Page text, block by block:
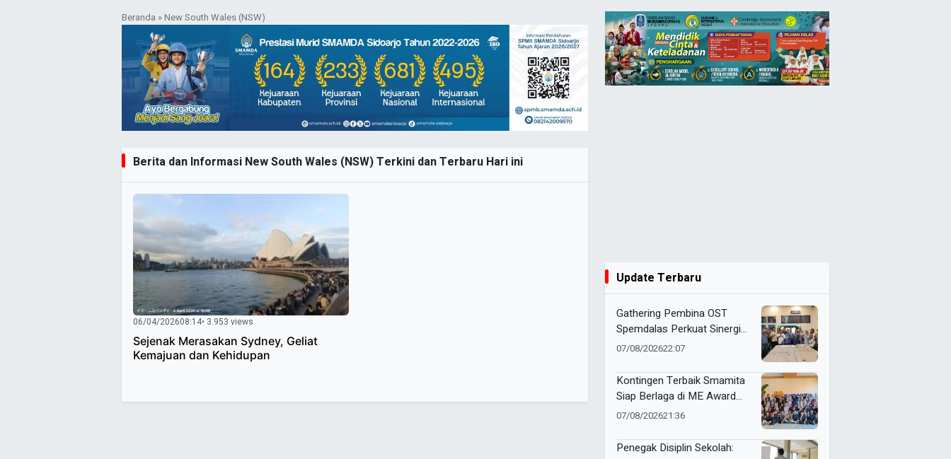
Beranda »New South Wales (NSW)
Berita dan Informasi New South Wales (NSW) Terkini dan Terbaru Hari ini
06/04/202608:14• 3.953 views
Sejenak Merasakan Sydney, Geliat
Kemajuan dan Kehidupan
Update Terbaru
Gathering Pembina OST
Spemdalas Perkuat Sinergi
Pembinaan Karakter dan
07/08/202622:07
Kontingen Terbaik Smamita
Siap Berlaga di ME Award
2026
07/08/202621:36
Penegak Disiplin Sekolah: